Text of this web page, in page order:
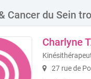
Cancer du Sein
Charlyne
27 rue de